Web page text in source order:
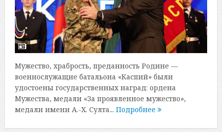
Мужество, храбрость, преданность Родине —
военнослужащие батальона «Каспий» были
удостоены государственных наград: ордена
Мужества, медали «За проявленное мужество»,
медали имени А.-Х. Султа... Подробнее